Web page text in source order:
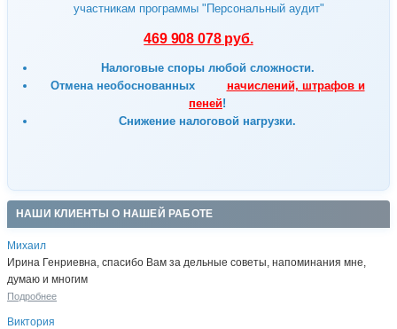
участникам программы "Персональный аудит"
469 908 078 руб.
Налоговые споры любой сложности.
Отмена необоснованных начислений, штрафов и
пеней!
Снижение налоговой нагрузки.
НАШИ КЛИЕНТЫ О НАШЕЙ РАБОТЕ
Михаил
Ирина Генриевна, спасибо Вам за дельные советы, напоминания мне,
думаю и многим
Подробнее
Виктория